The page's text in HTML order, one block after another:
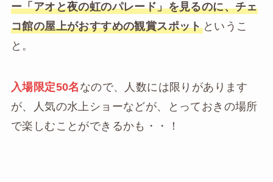
ー「アオと夜の虹のパレード」を見るのに、チェ
コ館の屋上がおすすめの観賞スポットというこ
と。
入場限定50名 なので、人数には限りがあります
が、人気の水上ショーなどが、とっておきの場所
で楽しむことができるかも・・！